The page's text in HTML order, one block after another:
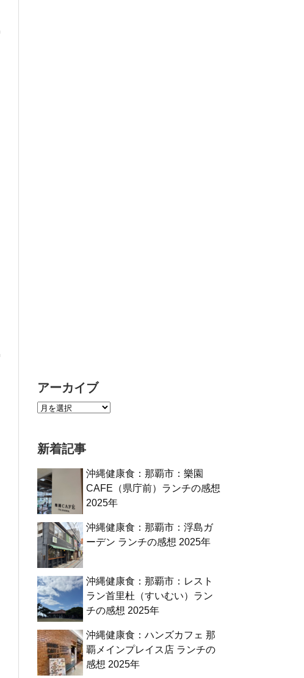
アーカイブ
新着記事
沖縄健康食：那覇市：樂園
CAFE（県庁前）ランチの感想
2025年
沖縄健康食：那覇市：浮島ガ
ーデン ランチの感想 2025年
沖縄健康食：那覇市：レスト
ラン首里杜（すいむい）ラン
チの感想 2025年
沖縄健康食：ハンズカフェ 那
覇メインプレイス店 ランチの
感想 2025年